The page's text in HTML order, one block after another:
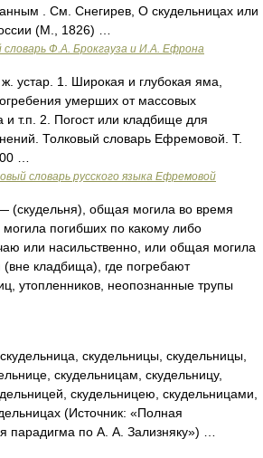
. См. Снегирев, О скудельницах или
(М., 1826) …
словарь Ф.А. Брокгауза и И.А. Ефрона
устар. 1. Широкая и глубокая яма,
умерших от массовых
и т.п. 2. Погост или кладбище для
Толковый словарь Ефремовой. Т.
…
словарь русского языка Ефремовой
(скудельня), общая могила во время
погибших по какому либо
или насильственно, или общая могила
(вне кладбища), где погребают
утопленников, неопознанные трупы
скудельницы, скудельницы,
скудельницам, скудельницу,
скудельницею, скудельницами,
(Источник: «Полная
парадигма по А. А. Зализняку») …